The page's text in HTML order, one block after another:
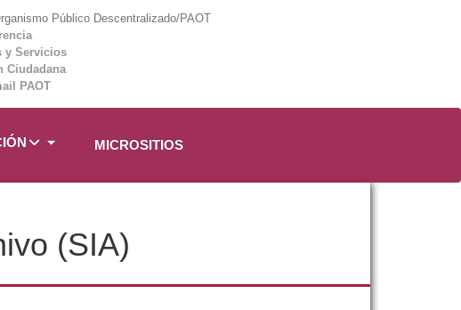
Público Descentralizado/PAOT
y Servicios
Ciudadana
PAOT
MICROSITIOS
(SIA)